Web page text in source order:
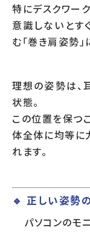
特にデスクワー
意識しないとす
む「巻き肩姿勢」
理想の姿勢は、
状態。
この位置を保つこ
体全体に均等に
れます。
🔹 正しい姿勢
パソコンのモ